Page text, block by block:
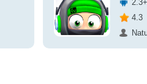
2.3+
4.3